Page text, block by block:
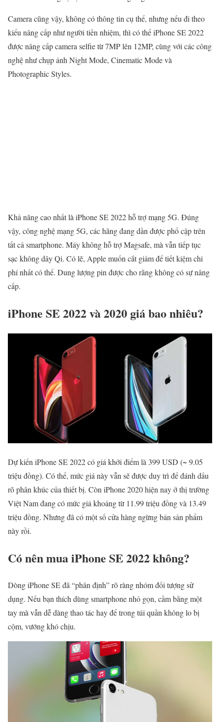
Camera cũng vậy, không có thông tin cụ thể, nhưng nếu đi theo
kiểu nâng cấp như người tiền nhiệm, thì có thể iPhone SE 2022
được nâng cấp camera selfie từ 7MP lên 12MP, cùng với các công
nghệ như chụp ảnh Night Mode, Cinematic Mode và
Photographic Styles.
Khả năng cao nhất là iPhone SE 2022 hỗ trợ mạng 5G. Đúng
vậy, công nghệ mạng 5G, các hãng đang dần được phổ cập trên
tất cả smartphone. Máy không hỗ trợ Magsafe, mà vẫn tiếp tục
sạc không dây Qi. Có lẽ, Apple muốn cắt giảm để tiết kiệm chi
phí nhất có thể. Dung lượng pin được cho rằng không có sự nâng
cấp.
iPhone SE 2022 và 2020 giá bao nhiêu?
Dự kiến iPhone SE 2022 có giá khởi điểm là 399 USD (~ 9.05
triệu đồng). Có thể, mức giá này vẫn sẽ được duy trì để đánh dấu
rõ phân khúc của thiết bị. Còn iPhone 2020 hiện nay ở thị trường
Việt Nam đang có mức giá khoảng từ 11.99 triệu đồng và 13.49
triệu đồng. Nhưng đã có một số cửa hàng ngừng bán sản phẩm
này rồi.
Có nên mua iPhone SE 2022 không?
Dòng iPhone SE đã “phân định” rõ ràng nhóm đối tượng sử
dụng. Nếu bạn thích dùng smartphone nhỏ gọn, cầm bằng một
tay mà vẫn dễ dàng thao tác hay để trong túi quần không lo bị
cộm, vướng khó chịu.